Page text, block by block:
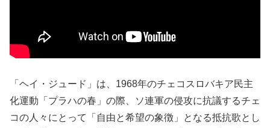
「ヘイ・ジュード」は、1968年のチェコスロバキア民主
化運動「プラハの春」の際、ソ連軍の侵攻に抗議するチェ
コの人々にとって「自由と希望の象徴」となる抵抗歌とし